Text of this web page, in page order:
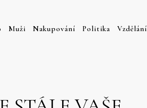
Muži Nakupování Politika Vzdělání